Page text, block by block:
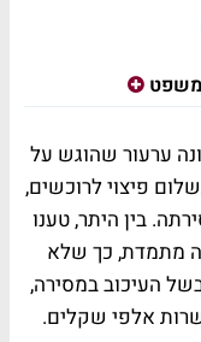
משפט
ערעור שהוגש על
פיצוי לרוכשים,
בין היתר, טענו
מתמדת, כך שלא
העיכוב במסירה,
אלפי שקלים.